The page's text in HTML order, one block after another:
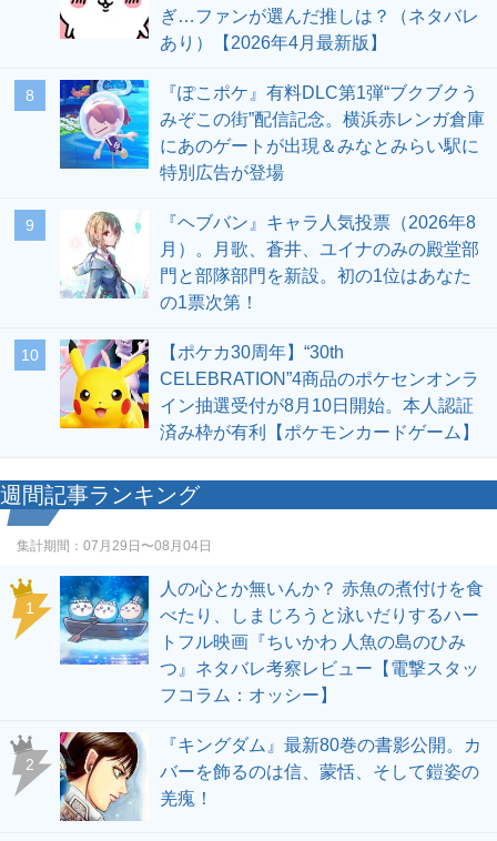
ぎ…ファンが選んだ推しは？（ネタバレ
あり）【2026年4月最新版】
8
『ぽこポケ』有料DLC第1弾“ブクブクう
みぞこの街”配信記念。横浜赤レンガ倉庫
にあのゲートが出現＆みなとみらい駅に
特別広告が登場
9
『ヘブバン』キャラ人気投票（2026年8
月）。月歌、蒼井、ユイナのみの殿堂部
門と部隊部門を新設。初の1位はあなた
の1票次第！
10
【ポケカ30周年】“30th
CELEBRATION”4商品のポケセンオンラ
イン抽選受付が8月10日開始。本人認証
済み枠が有利【ポケモンカードゲーム】
週間記事ランキング
集計期間： 07月29日〜08月04日
1
人の心とか無いんか？ 赤魚の煮付けを食
べたり、しまじろうと泳いだりするハー
トフル映画『ちいかわ 人魚の島のひみ
つ』ネタバレ考察レビュー【電撃スタッ
フコラム：オッシー】
2
『キングダム』最新80巻の書影公開。カ
バーを飾るのは信、蒙恬、そして鎧姿の
羌瘣！